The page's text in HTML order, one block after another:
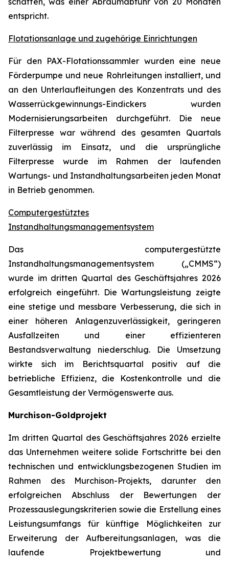
entspricht.
Flotationsanlage und zugehörige Einrichtungen
Für den PAX-Flotationssammler wurden eine neue
Förderpumpe und neue Rohrleitungen installiert, und
an den Unterlaufleitungen des Konzentrats und des
Wasserrückgewinnungs-Eindickers wurden
Modernisierungsarbeiten durchgeführt. Die neue
Filterpresse war während des gesamten Quartals
zuverlässig im Einsatz, und die ursprüngliche
Filterpresse wurde im Rahmen der laufenden
Wartungs- und Instandhaltungsarbeiten jeden Monat
in Betrieb genommen.
Computergestütztes
Instandhaltungsmanagementsystem
Das computergestützte
Instandhaltungsmanagementsystem („CMMS“)
wurde im dritten Quartal des Geschäftsjahres 2026
erfolgreich eingeführt. Die Wartungsleistung zeigte
eine stetige und messbare Verbesserung, die sich in
einer höheren Anlagenzuverlässigkeit, geringeren
Ausfallzeiten und einer effizienteren
Bestandsverwaltung niederschlug. Die Umsetzung
wirkte sich im Berichtsquartal positiv auf die
betriebliche Effizienz, die Kostenkontrolle und die
Gesamtleistung der Vermögenswerte aus.
Murchison-Goldprojekt
Im dritten Quartal des Geschäftsjahres 2026 erzielte
das Unternehmen weitere solide Fortschritte bei den
technischen und entwicklungsbezogenen Studien im
Rahmen des Murchison-Projekts, darunter den
erfolgreichen Abschluss der Bewertungen der
Prozessauslegungskriterien sowie die Erstellung eines
Leistungsumfangs für künftige Möglichkeiten zur
Erweiterung der Aufbereitungsanlagen, was die
laufende Projektbewertung und